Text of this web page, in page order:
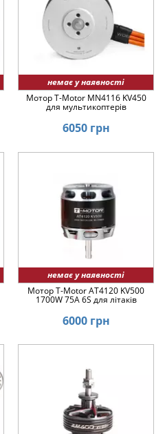
немає у наявності
Мотор T-Motor MN4116 KV450
для мультикоптерів
6050 грн
немає у наявності
Мотор T-Motor AT4120 KV500
1700W 75A 6S для літаків
6000 грн